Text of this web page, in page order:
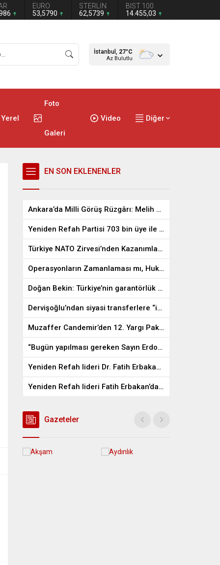
EURO
53,5790
STERLİN
62,5739
BIST 100
14.455,03
İstanbul, 27°C
Az Bulutlu
Yerel
Foto
Galeri
Video Diğer
EN SON EKLENENLER
Ankara’da Milli Görüş Rüzgârı: Melih Güner Dur Durak Bilmiyor
Yeniden Refah Partisi 703 bin üye ile Türkiye’nin en büyük 3. Partisi oldu
Türkiye NATO Zirvesi’nden Kazanımlarla Ayrılmalı
Operasyonların Zamanlaması mı, Hukukun Zamanı mı?
Doğan Bekin: Türkiye’nin garantörlük hakkını devre dışı bırakacak hiçbir plan kabul edilemez
Dervişoğlu’ndan siyasi transferlere “iki T” tepkisi: Açığınız varsa siyaseti bırakın
Muzaffer Candemir’den 12. Yargı Paketi’ne Sert Eleştiri
“Bugün yapılması gereken Sayın Erdoğan’ın cumhurbaşkanı adaylığını tartışmak değildir”
Yeniden Refah lideri Dr. Fatih Erbakan ittifak yapacakları partiyi açıkladı
Yeniden Refah lideri Fatih Erbakan’dan Mustafa Destici’ye ziyaret
Gazeteler